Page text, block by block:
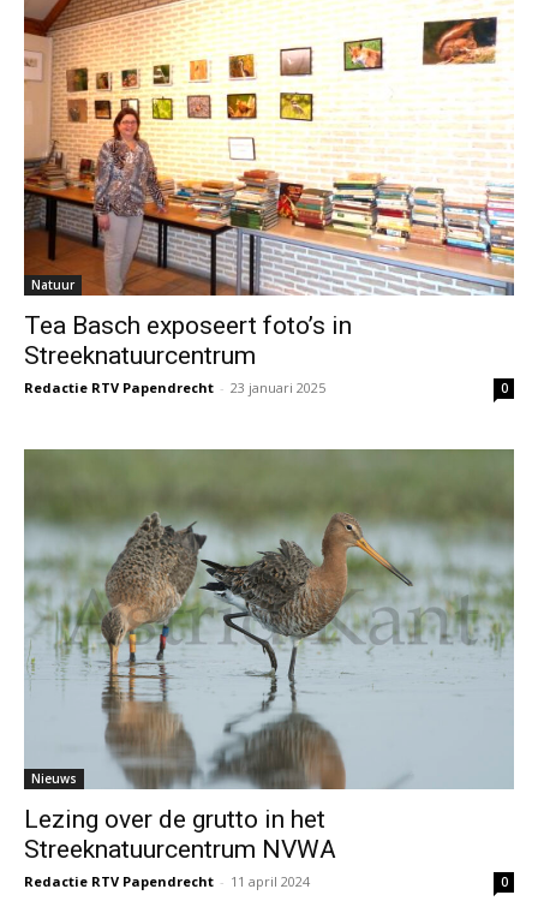
Natuur
Tea Basch exposeert foto’s in
Streeknatuurcentrum
Redactie RTV Papendrecht - 23 januari 2025 0
Nieuws
Lezing over de grutto in het
Streeknatuurcentrum NVWA
Redactie RTV Papendrecht - 11 april 2024 0